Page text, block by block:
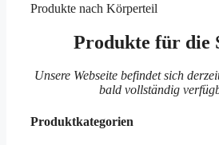
Produkte nach Körperteil
Produkte für die
Unsere Webseite befindet sich
bald vollständig
Produktkategorien